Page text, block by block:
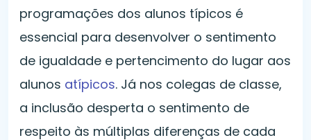
programações dos alunos típicos é
essencial para desenvolver o sentimento
de igualdade e pertencimento do lugar aos
alunos atípicos. Já nos colegas de classe,
a inclusão desperta o sentimento de
respeito às múltiplas diferenças de cada